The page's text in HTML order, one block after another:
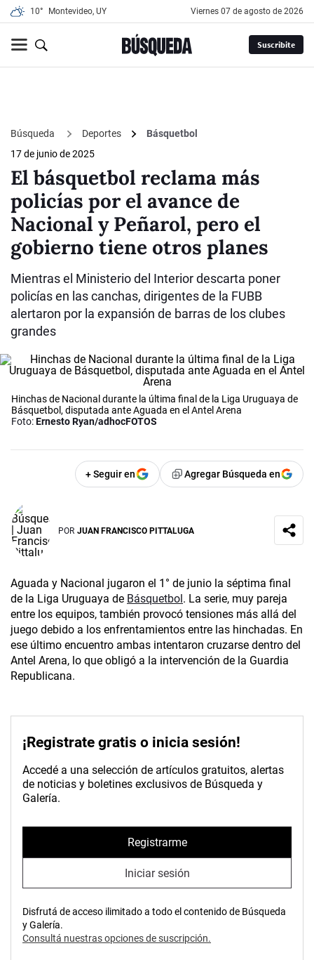
10° Montevideo, UY viernes 07 de agosto de 2026
Suscribite
Búsqueda Deportes
Básquetbol
17 de junio de 2025
El básquetbol reclama más
policías por el avance de
Nacional y Peñarol, pero el
gobierno tiene otros planes
Mientras el Ministerio del Interior descarta poner
policías en las canchas, dirigentes de la FUBB
alertaron por la expansión de barras de los clubes
grandes
Hinchas de Nacional durante la última final de la Liga Uruguaya de
Básquetbol, disputada ante Aguada en el Antel Arena
Foto:Ernesto Ryan/adhocFOTOS
+ Seguir en Agregar Búsqueda en
POR JUAN FRANCISCO PITTALUGA
Aguada y Nacional jugaron el 1° de junio la séptima final
de la Liga Uruguaya de Básquetbol. La serie, muy pareja
entre los equipos, también provocó tensiones más allá del
juego debido a los enfrentamientos entre las hinchadas. En
ese último encuentro ambas intentaron cruzarse dentro del
Antel Arena, lo que obligó a la intervención de la Guardia
Republicana.
¡Registrate gratis o inicia sesión!
Accedé a una selección de artículos gratuitos, alertas
de noticias y boletines exclusivos de Búsqueda y
Galería.
Registrarme
Iniciar sesión
Disfrutá de acceso ilimitado a todo el contenido de Búsqueda
y Galería.
Consultá nuestras opciones de suscripción.